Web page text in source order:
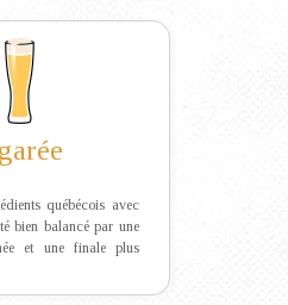
québécois avec
bien balancé par une
et une finale plus